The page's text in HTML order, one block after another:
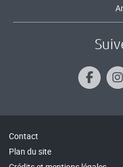
Contact
Plan du site